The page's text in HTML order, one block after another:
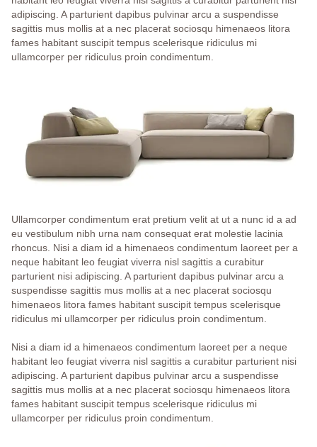
adipiscing. A parturient dapibus pulvinar arcu a suspendisse
sagittis mus mollis at a nec placerat sociosqu himenaeos litora
fames habitant suscipit tempus scelerisque ridiculus mi
ullamcorper per ridiculus proin condimentum.
Ullamcorper condimentum erat pretium velit at ut a nunc id a ad
eu vestibulum nibh urna nam consequat erat molestie lacinia
rhoncus. Nisi a diam id a himenaeos condimentum laoreet per a
neque habitant leo feugiat viverra nisl sagittis a curabitur
parturient nisi adipiscing. A parturient dapibus pulvinar arcu a
suspendisse sagittis mus mollis at a nec placerat sociosqu
himenaeos litora fames habitant suscipit tempus scelerisque
ridiculus mi ullamcorper per ridiculus proin condimentum.
Nisi a diam id a himenaeos condimentum laoreet per a neque
habitant leo feugiat viverra nisl sagittis a curabitur parturient nisi
adipiscing. A parturient dapibus pulvinar arcu a suspendisse
sagittis mus mollis at a nec placerat sociosqu himenaeos litora
fames habitant suscipit tempus scelerisque ridiculus mi
ullamcorper per ridiculus proin condimentum.